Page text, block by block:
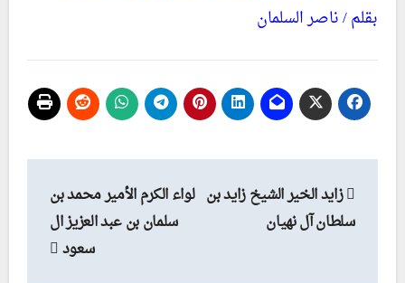
بقلم / ناصر السلمان
تصفّح
المقالات
زايد الخير الشيخ زايد بن
سلطان آل نهيان
لواء الكرم الأمير محمد بن
سلمان بن عبد العزيز ال
سعود